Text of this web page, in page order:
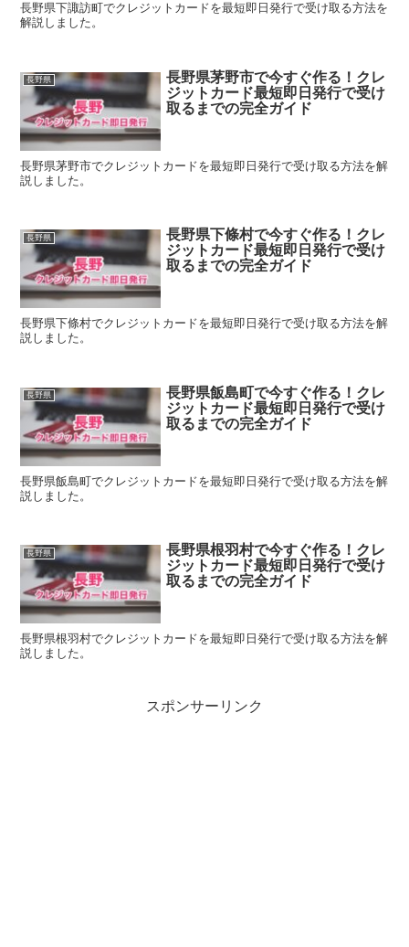
長野県下諏訪町でクレジットカードを最短即日発行で受け取る方法を
解説しました。
長野県
長野県茅野市で今すぐ作る！クレ
ジットカード最短即日発行で受け
取るまでの完全ガイド
長野県茅野市でクレジットカードを最短即日発行で受け取る方法を解
説しました。
長野県
長野県下條村で今すぐ作る！クレ
ジットカード最短即日発行で受け
取るまでの完全ガイド
長野県下條村でクレジットカードを最短即日発行で受け取る方法を解
説しました。
長野県
長野県飯島町で今すぐ作る！クレ
ジットカード最短即日発行で受け
取るまでの完全ガイド
長野県飯島町でクレジットカードを最短即日発行で受け取る方法を解
説しました。
長野県
長野県根羽村で今すぐ作る！クレ
ジットカード最短即日発行で受け
取るまでの完全ガイド
長野県根羽村でクレジットカードを最短即日発行で受け取る方法を解
説しました。
スポンサーリンク